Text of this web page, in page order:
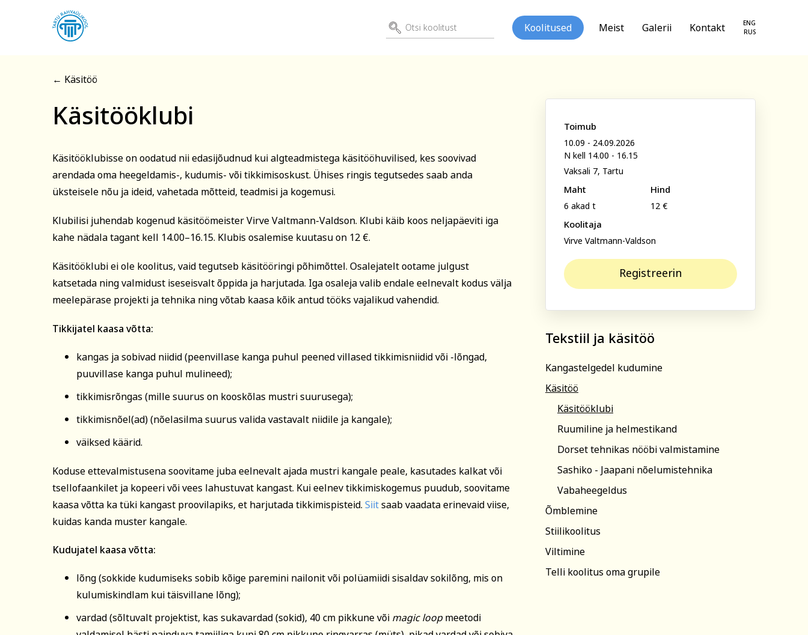
Koolitused Meist Galerii Kontakt
ENG
RUS
Arvuti ja töö Keeled Kunst
Psühholoogia ja
eneseareng
Tervis ja ilu Kodu ja köök Aiandus ja lilleseade
← Käsitöö
Käsitööklubi
Käsitööklubisse on oodatud nii edasijõudnud kui algteadmistega käsitööhuvilised, kes soovivad
arendada oma heegeldamis-, kudumis- või tikkimisoskust. Ühises ringis tegutsedes saab anda
üksteisele nõu ja ideid, vahetada mõtteid, teadmisi ja kogemusi.
Klubilisi juhendab kogenud käsitöömeister Virve Valtmann-Valdson. Klubi käib koos neljapäeviti iga
kahe nädala tagant kell 14.00–16.15. Klubis osalemise kuutasu on 12 €.
Käsitööklubi ei ole koolitus, vaid tegutseb käsitööringi põhimõttel. Osalejatelt ootame julgust
katsetada ning valmidust iseseisvalt õppida ja harjutada. Iga osaleja valib endale eelnevalt kodus välja
meelepärase projekti ja tehnika ning võtab kaasa kõik antud tööks vajalikud vahendid.
Tikkijatel kaasa võtta:
kangas ja sobivad niidid (peenvillase kanga puhul peened villased tikkimisniidid või -lõngad,
puuvillase kanga puhul mulineed);
tikkimisrõngas (mille suurus on kooskõlas mustri suurusega);
tikkimisnõel(ad) (nõelasilma suurus valida vastavalt niidile ja kangale);
väiksed käärid.
Koduse ettevalmistusena soovitame juba eelnevalt ajada mustri kangale peale, kasutades kalkat või
tsellofaankilet ja kopeeri või vees lahustuvat kangast. Kui eelnev tikkimiskogemus puudub, soovitame
kaasa võtta ka tüki kangast proovilapiks, et harjutada tikkimispisteid. Siitsaab vaadata erinevaid viise,
kuidas kanda muster kangale.
Kudujatel kaasa võtta:
lõng (sokkide kudumiseks sobib kõige paremini nailonit või polüamiidi sisaldav sokilõng, mis on
kulumiskindlam kui täisvillane lõng);
vardad (sõltuvalt projektist, kas sukavardad (sokid), 40 cm pikkune või magic loopmeetodi
Toimub
10.09 - 24.09.2026
N kell 14.00 - 16.15
Vaksali 7, Tartu
Maht
6 akad t
Hind
12 €
Koolitaja
Virve Valtmann-Valdson
Registreerin
Tekstiil ja käsitöö
Kangastelgedel kudumine
Käsitöö
Käsitööklubi
Ruumiline ja helmestikand
Dorset tehnikas nööbi valmistamine
Sashiko - Jaapani nõelumistehnika
Vabaheegeldus
Õmblemine
Stiilikoolitus
Viltimine
Telli koolitus oma grupile
Registreerin koolitusele
Käsitööklubi
Eesnimi
Telefon
Isikukood
nimekaimudega.
Tasumine
Tasun ise
Tasub teine isik
Tutvu õppetöö korraldusega!
arvel märgitud tähtajaks, mis saadetakse koos
registreerumise kinnitusega (reeglina on tähtaeg
kaks nädalat enne koolituse algust). Kokkuleppel
koolitussekretäriga ja koolituslepingu sõlmimisega
on võimalik tasuda osade kaupa.
Koolitusest loobumise korral palume sellest Tartu
Rahvaülikooli töötajat viivitamatult teavitada.
vähem kui kaks tööpäeva enne koolituse algust või
kui koolitus on juba alanud, õppetasu ei tagastata
Koolituse ärajäämisel teavitatakse registreerunuid
sellest viivitamatult. Õppetasu tagastatakse või
soovi korral kantakse üle mõnele teisele
koolitusele.
Tutvu õppetöö korraldusega lähemalt siin
Kinnitan, et olen tutvunud ja nõustun õppetöö korraldusega, privaatsuspoliitikaga ja nõustun
esitatud andmete kasutamisega koolituse läbiviimise eesmärgil.